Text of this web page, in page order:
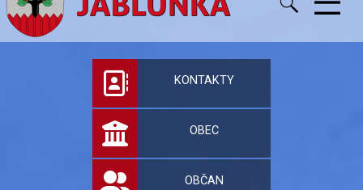
Oficiální stránky
KONTAKTY
OBEC
OBČAN